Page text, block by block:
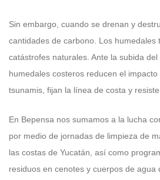
Sin embargo, cuando se drenan y
cantidades de carbono. Los humedales
catástrofes naturales. Ante la subida
humedales costeros reducen el
tsunamis, fijan la línea de costa y
En Bepensa nos sumamos a la lucha
por medio de jornadas de limpieza de
las costas de Yucatán, así como
residuos en cenotes y cuerpos de agua